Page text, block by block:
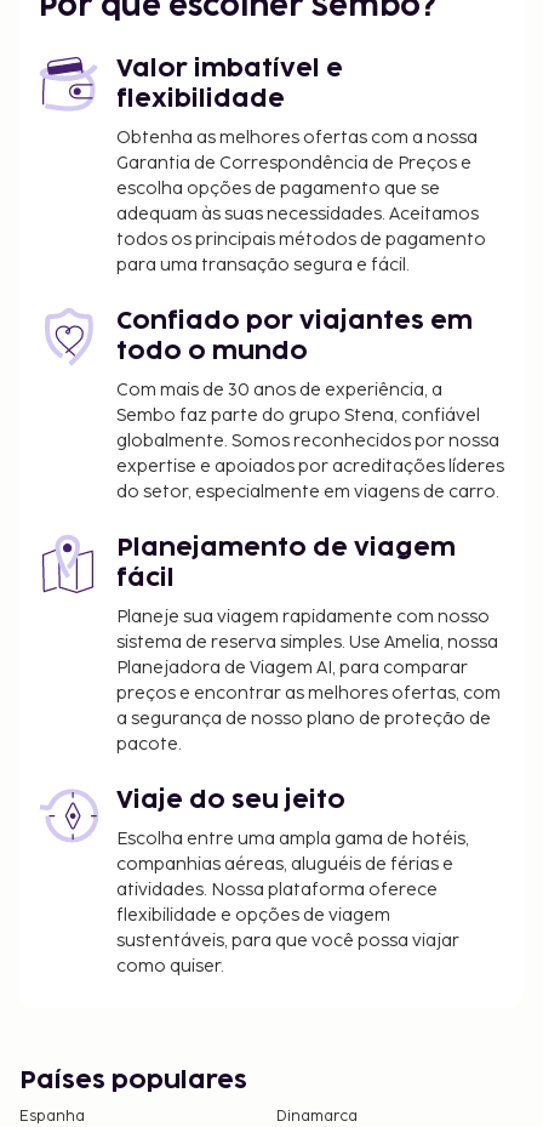
piscina exterior, ou aprecie soberbas vistas a partir
Devido às regulamentações nacionais, as
transações em numerário neste alojamento
não poderão exceder 500 EUR. Para mais
informações, contacte o alojamento através
dos dados que constam na confirmação de
reserva.
Por que escolher Sembo?
Valor imbatível e
flexibilidade
Obtenha as melhores ofertas com a nossa
Garantia de Correspondência de Preços e
escolha opções de pagamento que se
adequam às suas necessidades. Aceitamos
todos os principais métodos de pagamento
para uma transação segura e fácil.
Confiado por viajantes em
todo o mundo
Com mais de 30 anos de experiência, a
Sembo faz parte do grupo Stena, confiável
globalmente. Somos reconhecidos por nossa
expertise e apoiados por acreditações líderes
do setor, especialmente em viagens de carro.
Planejamento de viagem
fácil
Planeje sua viagem rapidamente com nosso
sistema de reserva simples. Use Amelia, nossa
Planejadora de Viagem AI, para comparar
preços e encontrar as melhores ofertas, com
a segurança de nosso plano de proteção de
pacote.
Viaje do seu jeito
Escolha entre uma ampla gama de hotéis,
companhias aéreas, aluguéis de férias e
atividades. Nossa plataforma oferece
flexibilidade e opções de viagem
sustentáveis, para que você possa viajar
como quiser.
Países populares
Espanha
Dinamarca